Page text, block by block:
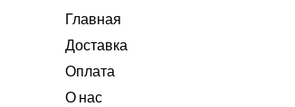
Главная
Доставка
Оплата
О нас